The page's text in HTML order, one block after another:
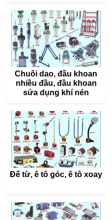
Chuôi dao, đầu khoan
nhiều đầu, đầu khoan
sửa dụng khí nén
Đế từ, ê tô góc, ê tô xoay